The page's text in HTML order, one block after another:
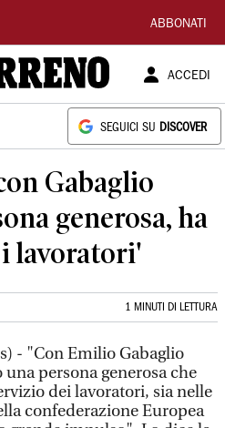
ABBONATI
ACCEDI
SEGUICI SU DISCOVER
Gabaglio
generosa, ha
lavoratori'
1 MINUTI DI LETTURA
- "Con Emilio Gabaglio
persona generosa che
dei lavoratori, sia nelle
confederazione Europea